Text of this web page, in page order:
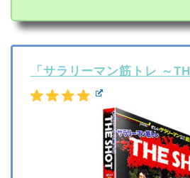
「サラリーマン筋トレ ～